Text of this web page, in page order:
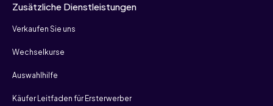
Zusätzliche Dienstleistungen
Verkaufen Sie uns
Wechselkurse
Auswahlhilfe
Käufer Leitfaden für Ersterwerber